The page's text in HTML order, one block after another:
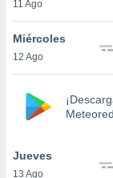
aceptar
de
11 Ago
Miércoles
12 Ago
Jueves
13 Ago